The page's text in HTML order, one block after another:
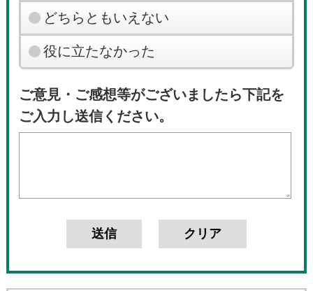
どちらともいえない
役に立たなかった
ご意見・ご感想等がございましたら下記を
ご入力し送信ください。